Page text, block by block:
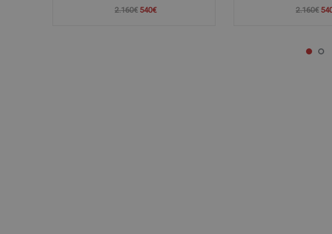
2.160€ 540€ 2.160€